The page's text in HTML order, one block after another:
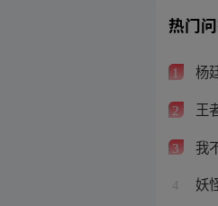
热门
1 杨
2 王
3 我
4 妖